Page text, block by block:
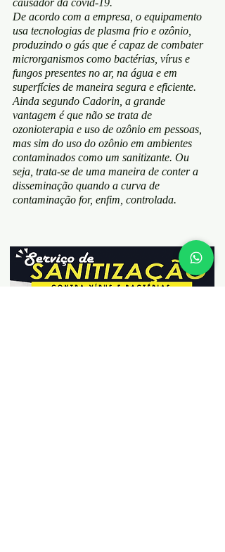
causador da covid-19.
De acordo com a empresa, o equipamento
usa tecnologias de plasma frio e ozônio,
produzindo o gás que é capaz de combater
microrganismos como bactérias, vírus e
fungos presentes no ar, na água e em
superfícies de maneira segura e eficiente.
Ainda segundo Cadorin, a grande
vantagem é que não se trata de
ozonioterapia e uso de ozônio em pessoas,
mas sim do uso do ozônio em ambientes
contaminados como um sanitizante. Ou
seja, trata-se de uma maneira de conter a
disseminação quando a curva de
contaminação for, enfim, controlada.